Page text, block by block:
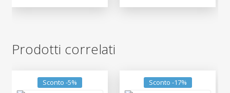
Prodotti correlati
Sconto -5% Sconto -17%